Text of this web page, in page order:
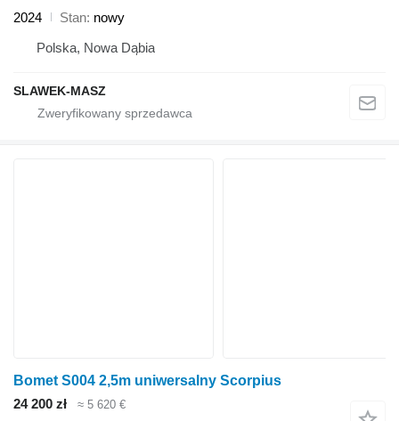
2024 Stan nowy
Polska, Nowa Dąbia
SLAWEK-MASZ
Bomet S004 2,5m uniwersalny Scorpius
24 200 zł
≈ 5 620 €